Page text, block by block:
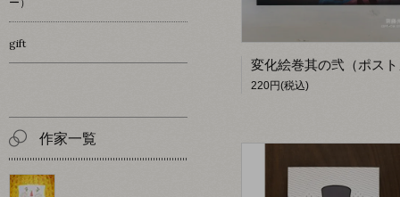
220円(税込)
gift
作家一覧